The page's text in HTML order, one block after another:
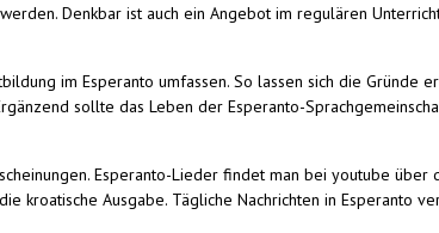
Denkbar ist auch ein Angebot im regulären
im Esperanto umfassen. So lassen sich die Gründe
sollte das Leben der Esperanto-
Esperanto-Lieder findet man bei youtube über
Ausgabe. Tägliche Nachrichten in Esperanto